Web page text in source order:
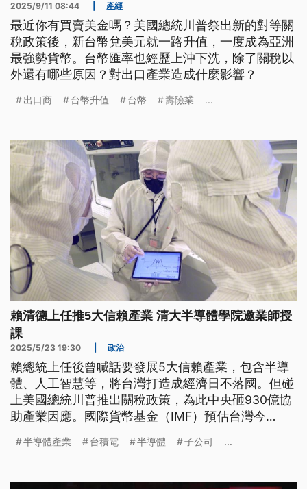
2025/9/11 08:44 產經
最近你有買賣美金嗎？美國總統川普祭出新的對等關
稅政策後，新台幣兌美元就一路升值，一度成為亞洲
最強勢貨幣。台幣匯率也經歷上沖下洗，除了關稅以
外還有哪些原因？對出口產業造成什麼影響？
出口商 台幣升值 台幣 壽險業 ...
賴清德上任推5大信賴產業 清大半導體學院邀業師授
課
2025/5/23 19:30 政治
賴總統上任後曾喊話要發展5大信賴產業，包含半導
體、人工智慧等，將台灣打造成經濟日不落國。但碰
上美國總統川普推出關稅政策，為此中央砸930億協
助產業因應。國際貨幣基金（IMF）預估台灣今
國家，不過現在面臨關稅考驗，變數相當大。
半導體產業 台積電 半導體 子公司 ...